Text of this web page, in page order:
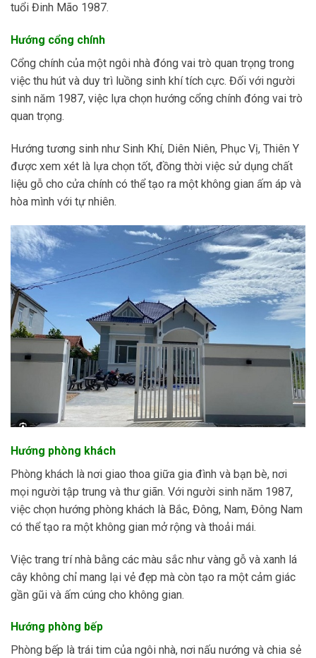
tuổi Đinh Mão 1987.
Hướng cổng chính
Cổng chính của một ngôi nhà đóng vai trò quan trọng trong
việc thu hút và duy trì luồng sinh khí tích cực. Đối với người
sinh năm 1987, việc lựa chọn hướng cổng chính đóng vai trò
quan trọng.
Hướng tương sinh như Sinh Khí, Diên Niên, Phục Vị, Thiên Y
được xem xét là lựa chọn tốt, đồng thời việc sử dụng chất
liệu gỗ cho cửa chính có thể tạo ra một không gian ấm áp và
hòa mình với tự nhiên.
Hướng phòng khách
Phòng khách là nơi giao thoa giữa gia đình và bạn bè, nơi
mọi người tập trung và thư giãn. Với người sinh năm 1987,
việc chọn hướng phòng khách là Bắc, Đông, Nam, Đông Nam
có thể tạo ra một không gian mở rộng và thoải mái.
Việc trang trí nhà bằng các màu sắc như vàng gỗ và xanh lá
cây không chỉ mang lại vẻ đẹp mà còn tạo ra một cảm giác
gần gũi và ấm cúng cho không gian.
Hướng phòng bếp
Phòng bếp là trái tim của ngôi nhà, nơi nấu nướng và chia sẻ